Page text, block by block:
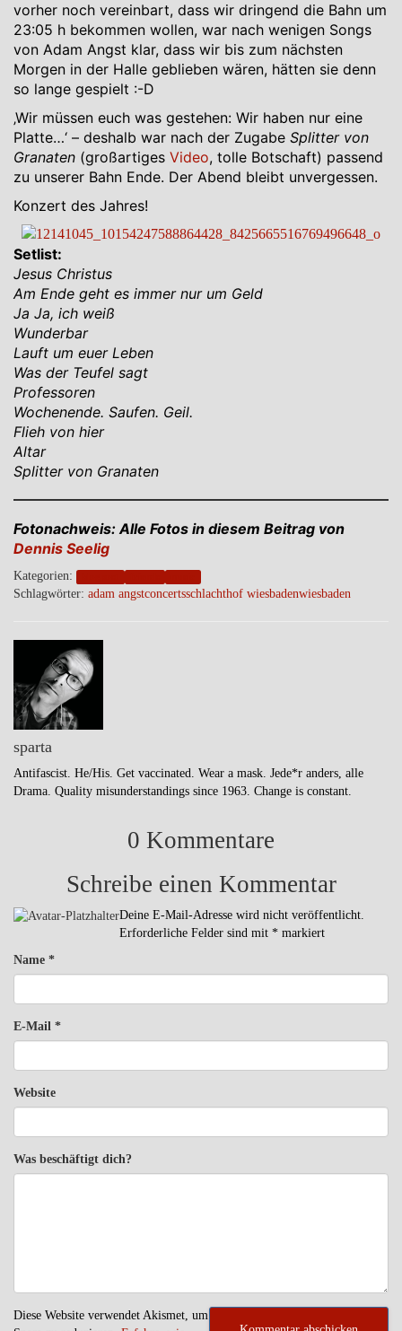
vorher noch vereinbart, dass wir dringend die Bahn um
23:05 h bekommen wollen, war nach wenigen Songs
von Adam Angst klar, dass wir bis zum nächsten
Morgen in der Halle geblieben wären, hätten sie denn
so lange gespielt :-D
‚Wir müssen euch was gestehen: Wir haben nur eine
Platte…‘ – deshalb war nach der Zugabe Splitter von
Granaten (großartiges Video, tolle Botschaft) passend
zu unserer Bahn Ende. Der Abend bleibt unvergessen.
Konzert des Jahres!
Setlist:
Jesus Christus
Am Ende geht es immer nur um Geld
Ja Ja, ich weiß
Wunderbar
Lauft um euer Leben
Was der Teufel sagt
Professoren
Wochenende. Saufen. Geil.
Flieh von hier
Altar
Splitter von Granaten
Fotonachweis: Alle Fotos in diesem Beitrag von
Dennis Seelig
Kategorien:
Schlagwörter: adam angstconcertsschlachthof wiesbadenwiesbaden
sparta
Antifascist. He/His. Get vaccinated. Wear a mask. Jede*r anders, alle
Drama. Quality misunderstandings since 1963. Change is constant.
0 Kommentare
Schreibe einen Kommentar
Deine E-Mail-Adresse wird nicht veröffentlicht.
Erforderliche Felder sind mit * markiert
Name *
E-Mail *
Website
Was beschäftigt dich?
Diese Website verwendet Akismet, um